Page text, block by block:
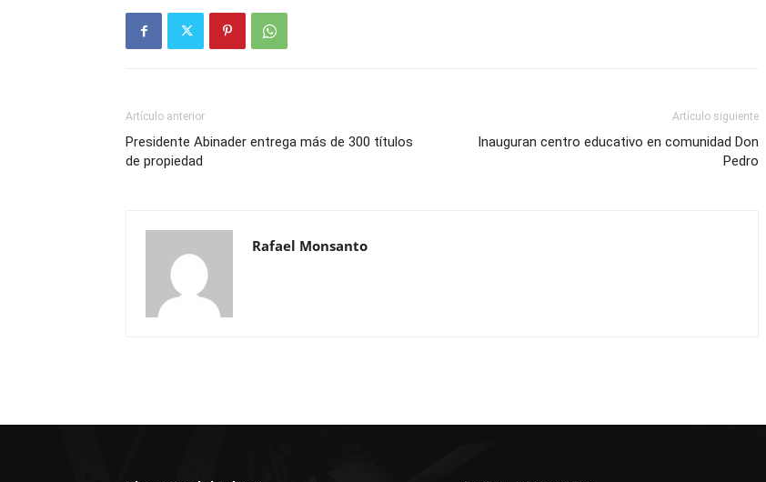
Artículo anterior
Presidente Abinader entrega más de 300 títulos
de propiedad
Artículo siguiente
Inauguran centro educativo en comunidad Don
Pedro
Rafael Monsanto